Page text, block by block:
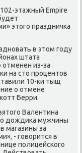
этажный Empire
этого праздничка
в этом году
штата
из-за
на сто процентов
10-ки тыщ
о отмене
Берри.
Валентина
дождика мужчины
магазины за
- говорится в
полицейского